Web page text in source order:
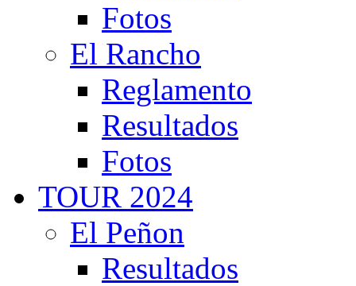
Fotos
El Rancho
Reglamento
Resultados
Fotos
TOUR 2024
El Peñon
Resultados